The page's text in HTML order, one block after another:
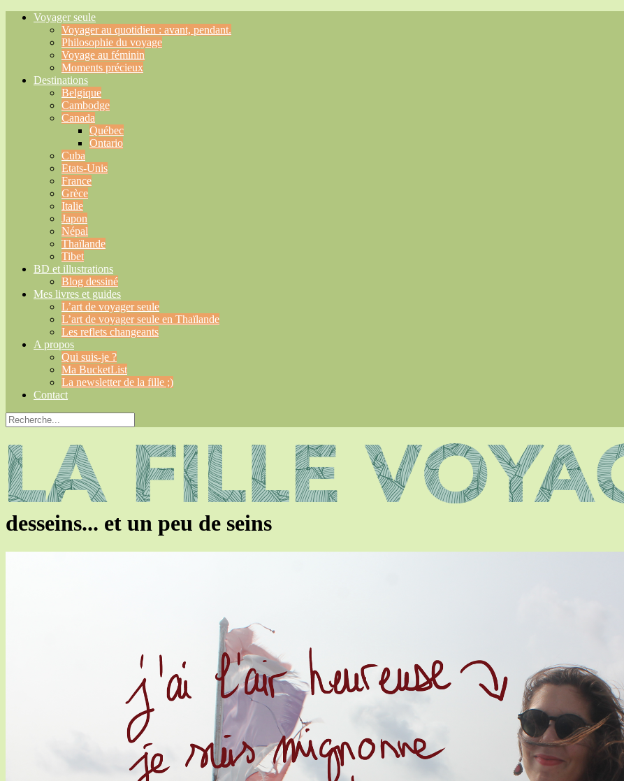
Voyager seule
Voyager au quotidien : avant, pendant.
Philosophie du voyage
Voyage au féminin
Moments précieux
Destinations
Belgique
Cambodge
Canada
Québec
Ontario
Cuba
Etats-Unis
France
Grèce
Italie
Japon
Népal
Thaïlande
Tibet
BD et illustrations
Blog dessiné
Mes livres et guides
L’art de voyager seule
L’art de voyager seule en Thaïlande
Les reflets changeants
A propos
Qui suis-je ?
Ma BucketList
La newsletter de la fille ;)
Contact
desseins... et un peu de seins